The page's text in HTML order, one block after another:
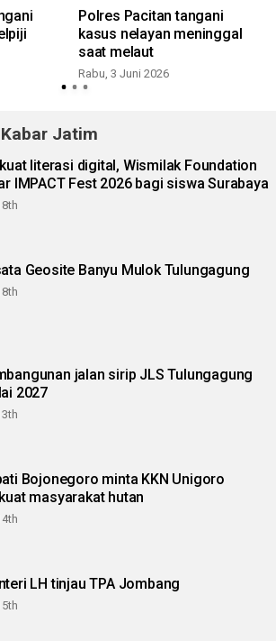
Polres Pacitan tangani
kasus nelayan meninggal
saat melaut
Rabu, 3 Juni 2026
Jatim
literasi digital, Wismilak Foundation
IMPACT Fest 2026 bagi siswa Surabaya
Geosite Banyu Mulok Tulungagung
jalan sirip JLS Tulungagung
2027
Bojonegoro minta KKN Unigoro
masyarakat hutan
LH tinjau TPA Jombang